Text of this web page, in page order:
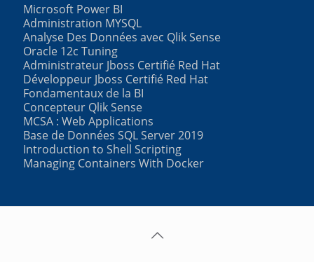
Microsoft Power BI
Administration MYSQL
Analyse Des Données avec Qlik Sense
Oracle 12c Tuning
Administrateur Jboss Certifié Red Hat
Développeur Jboss Certifié Red Hat
Fondamentaux de la BI
Concepteur Qlik Sense
MCSA : Web Applications
Base de Données SQL Server 2019
Introduction to Shell Scripting
Managing Containers With Docker